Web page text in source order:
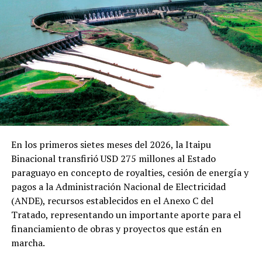
frontal al narcotráfico, con un daño patrimonial en el
2021 de 241 millones de dólares, así como los avances
en otras áreas como el desarrollo alternativo, integral y
sostenible.
Igualmente, se mencionó el uso del cáñamo y del
cannabis para fines industriales y medicinales,
resaltando que la cooperación internacional es esencial
para el abordaje efectivo del problema mundial de las
drogas y el cumplimiento de las metas trazadas.
En el marco del 65º Período de Sesiones, el Paraguay
organizará eventos paralelos conjuntamente con socios
cooperantes bilaterales y regionales como Canadá,
España, la Cicad y la Junta Internacional de Fiscalización
de Estupefacientes (JIFE).
En la ocasión, se debatirán temas actuales de la política
En los primeros sietes meses del 2026, la Itaipu
Binacional transfirió USD 275 millones al Estado
paraguayo en concepto de royalties, cesión de energía y
pagos a la Administración Nacional de Electricidad
(ANDE), recursos establecidos en el Anexo C del
Tratado, representando un importante aporte para el
financiamiento de obras y proyectos que están en
marcha.